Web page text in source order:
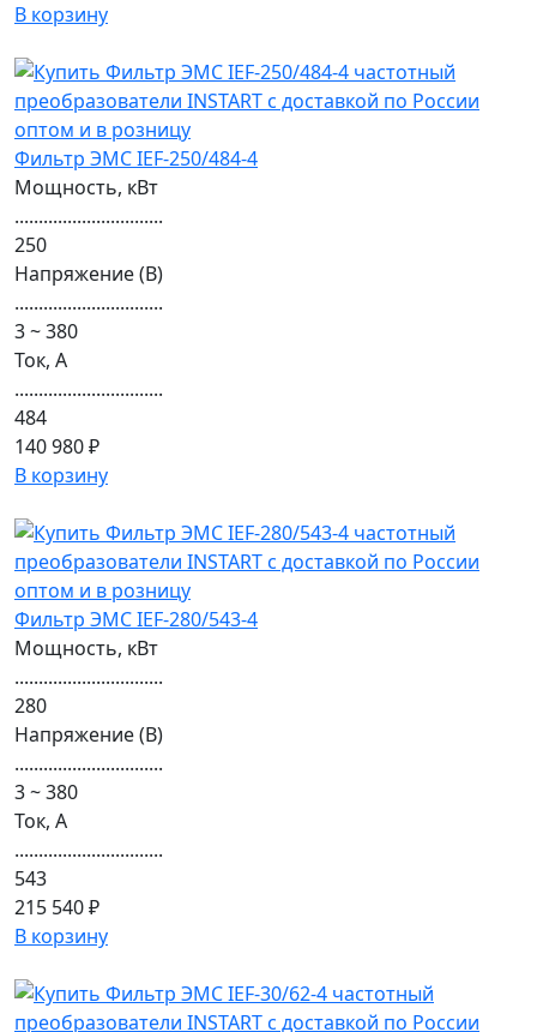
В корзину
Фильтр ЭМС IEF-250/484-4
Мощность, кВт
...............................
250
Напряжение (В)
...............................
3 ~ 380
Ток, А
...............................
484
140 980 ₽
В корзину
Фильтр ЭМС IEF-280/543-4
Мощность, кВт
...............................
280
Напряжение (В)
...............................
3 ~ 380
Ток, А
...............................
543
215 540 ₽
В корзину